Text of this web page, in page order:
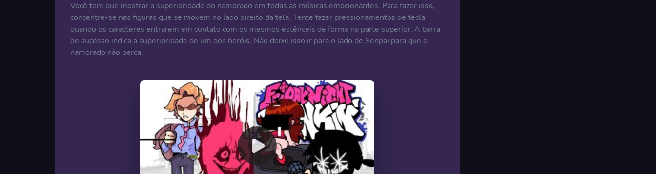
Você tem que mostrar a superioridade do namorado em todas as músicas emocionantes. Para fazer isso,
concentre-se nas figuras que se movem no lado direito da tela. Tente fazer pressionamentos de tecla
quando os caracteres entrarem em contato com os mesmos estênceis de forma na parte superior. A barra
de sucesso indica a superioridade de um dos heróis. Não deixe isso ir para o lado de Senpai para que o
namorado não perca.